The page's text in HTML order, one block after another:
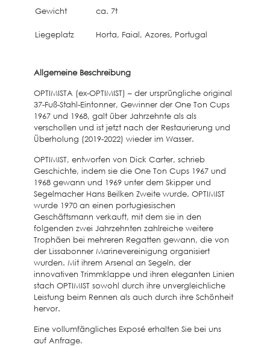
Gewicht ca. 7t
Liegeplatz Horta, Faial, Azores, Portugal
Allgemeine Beschreibung
OPTIMISTA (ex-OPTIMIST) – der ursprüngliche original
37-Fuß-Stahl-Eintonner, Gewinner der One Ton Cups
1967 und 1968, galt über Jahrzehnte als als
verschollen und ist jetzt nach der Restaurierung und
Überholung (2019-2022) wieder im Wasser.
OPTIMIST, entworfen von Dick Carter, schrieb
Geschichte, indem sie die One Ton Cups 1967 und
1968 gewann und 1969 unter dem Skipper und
Segelmacher Hans Beilken Zweite wurde. OPTIMIST
wurde 1970 an einen portugiesischen
Geschäftsmann verkauft, mit dem sie in den
folgenden zwei Jahrzehnten zahlreiche weitere
Trophäen bei mehreren Regatten gewann, die von
der Lissabonner Marinevereinigung organisiert
wurden. Mit ihrem Arsenal an Segeln, der
innovativen Trimmklappe und ihren eleganten Linien
stach OPTIMIST sowohl durch ihre unvergleichliche
Leistung beim Rennen als auch durch ihre Schönheit
hervor.
Eine vollumfängliches Exposé erhalten Sie bei uns
auf Anfrage.